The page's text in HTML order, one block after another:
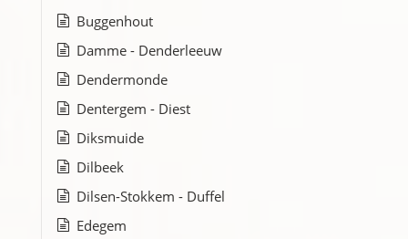
Buggenhout
Damme - Denderleeuw
Dendermonde
Dentergem - Diest
Diksmuide
Dilbeek
Dilsen-Stokkem - Duffel
Edegem